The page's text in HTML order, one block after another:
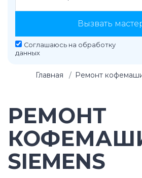
Вызвать
Соглашаюсь на обработку
данных
Главная Ремонт
РЕМОНТ
SIEMENS